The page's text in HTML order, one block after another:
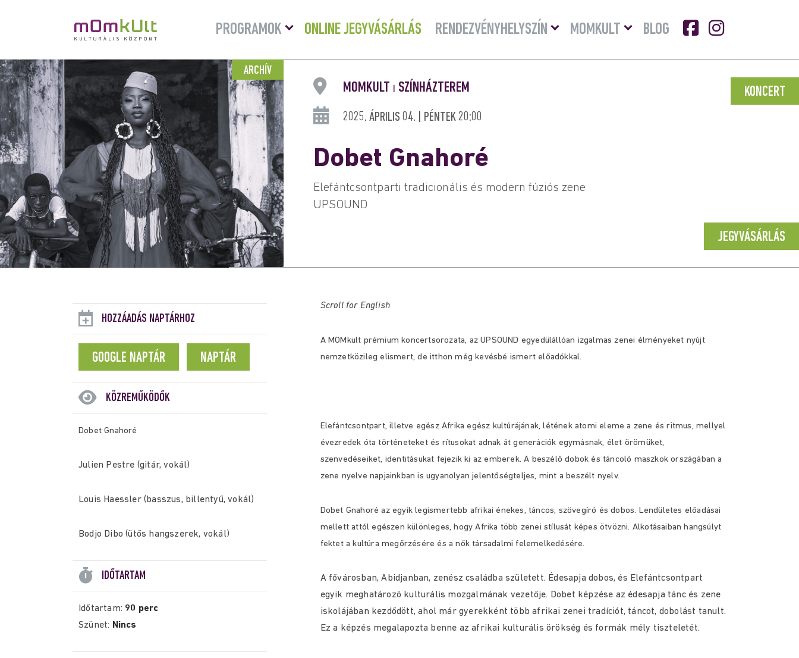
PROGRAMOK
Menü
lenyitása
ONLINE JEGYVÁSÁRLÁS RENDEZVÉNYHELYSZÍN
Menü
lenyitásaMOMKULT
Menü
lenyitása
BLOG
ARCHÍV
KONCERT
MOMKULT SZÍNHÁZTEREM
2025. ÁPRILIS 04. | PÉNTEK 20:00
Dobet Gnahoré
Elefántcsontparti tradicionális és modern fúziós zene
UPSOUND
JEGYVÁSÁRLÁS
HOZZÁADÁS NAPTÁRHOZ
GOOGLE NAPTÁR NAPTÁR
KÖZREMŰKÖDŐK
Dobet Gnahoré
Julien Pestre (gitár, vokál)
Louis Haessler (basszus, billentyű, vokál)
Bodjo Dibo (ütős hangszerek, vokál)
IDŐTARTAM
Időtartam: 90 perc
Szünet: Nincs
Scroll for English
A MOMkult prémium koncertsorozata, az UPSOUND egyedülállóan izgalmas zenei élményeket nyújt
nemzetközileg elismert, de itthon még kevésbé ismert előadókkal.
Elefántcsontpart, illetve egész Afrika egész kultúrájának, létének atomi eleme a zene és ritmus, mellyel
évezredek óta történeteket és rítusokat adnak át generációk egymásnak, élet örömüket,
szenvedéseiket, identitásukat fejezik ki az emberek. A beszélő dobok és táncoló maszkok országában a
zene nyelve napjainkban is ugyanolyan jelentőségteljes, mint a beszélt nyelv.
Dobet Gnahoré az egyik legismertebb afrikai énekes, táncos, szövegíró és dobos. Lendületes előadásai
mellett attól egészen különleges, hogy Afrika több zenei stílusát képes ötvözni. Alkotásaiban hangsúlyt
fektet a kultúra megőrzésére és a nők társadalmi felemelkedésére.
A fővárosban, Abidjanban, zenész családba született. Édesapja dobos, és Elefántcsontpart
egyik meghatározó kulturális mozgalmának vezetője. Dobet képzése az édesapja tánc és zene
iskolájában kezdődött, ahol már gyerekként több afrikai zenei tradíciót, táncot, dobolást tanult.
Ez a képzés megalapozta benne az afrikai kulturális örökség és formák mély tiszteletét.